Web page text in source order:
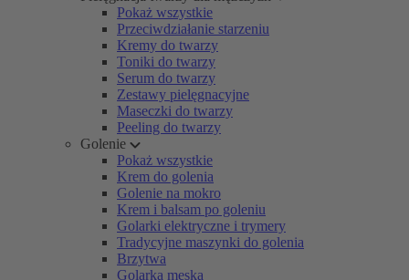
Pokaż wszystkie
Przeciwdziałanie starzeniu
Kremy do twarzy
Toniki do twarzy
Serum do twarzy
Zestawy pielęgnacyjne
Maseczki do twarzy
Peeling do twarzy
Golenie
Pokaż wszystkie
Krem do golenia
Golenie na mokro
Krem i balsam po goleniu
Golarki elektryczne i trymery
Tradycyjne maszynki do golenia
Brzytwa
Golarka męska